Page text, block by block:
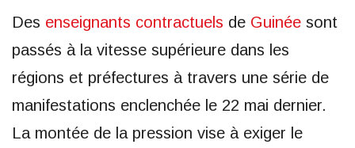
Des enseignants contractuels de Guinée sont
passés à la vitesse supérieure dans les
régions et préfectures à travers une série de
manifestations enclenchée le 22 mai dernier.
La montée de la pression vise à exiger le